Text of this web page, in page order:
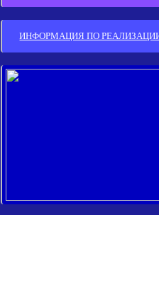
ИНФОРМАЦИЯ ПО